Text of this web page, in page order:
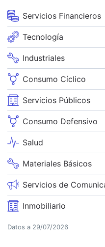
Servicios Financieros
Tecnología
Industriales
Consumo Cíclico
Servicios Públicos
Consumo Defensivo
Salud
Materiales Básicos
Servicios de
Inmobiliario
Datos a 29/07/2026